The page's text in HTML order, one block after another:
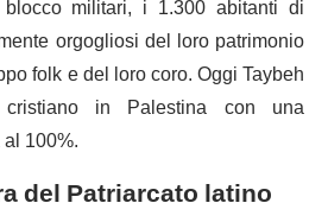
militari, i 1.300 abitanti di
orgogliosi del loro patrimonio
folk e del loro coro. Oggi Taybeh
in Palestina con una
100%.
del Patriarcato latino